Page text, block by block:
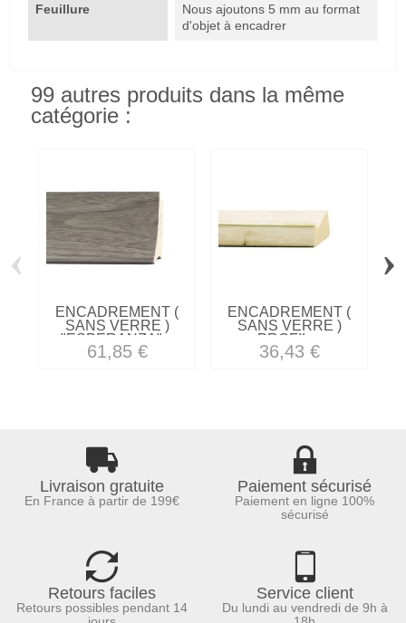
Feuillure
Nous ajoutons 5 mm au format
d'objet à encadrer
99 autres produits dans la même
catégorie :
ENCADREMENT (
SANS VERRE )
"ESPERANZA"...
61,85 €
ENCADREMENT (
SANS VERRE )
PROFIL...
36,43 €
‹ ›
Livraison gratuite
En France à partir de 199€
Paiement sécurisé
Paiement en ligne 100%
sécurisé
Retours faciles
Retours possibles pendant 14
Service client
Du lundi au vendredi de 9h à